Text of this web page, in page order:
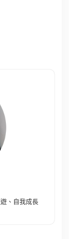
、自我成長